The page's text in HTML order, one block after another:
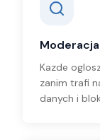
Kazde
zanim trafi
danych i